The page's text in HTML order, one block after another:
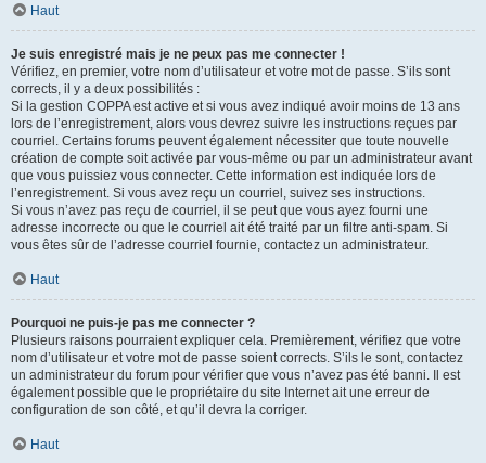
Haut
Je suis enregistré mais je ne peux pas me connecter !
Vérifiez, en premier, votre nom d’utilisateur et votre mot de passe. S’ils sont
corrects, il y a deux possibilités :
Si la gestion COPPA est active et si vous avez indiqué avoir moins de 13 ans
lors de l’enregistrement, alors vous devrez suivre les instructions reçues par
courriel. Certains forums peuvent également nécessiter que toute nouvelle
création de compte soit activée par vous-même ou par un administrateur avant
que vous puissiez vous connecter. Cette information est indiquée lors de
l’enregistrement. Si vous avez reçu un courriel, suivez ses instructions.
Si vous n’avez pas reçu de courriel, il se peut que vous ayez fourni une
adresse incorrecte ou que le courriel ait été traité par un filtre anti-spam. Si
vous êtes sûr de l’adresse courriel fournie, contactez un administrateur.
Haut
Pourquoi ne puis-je pas me connecter ?
Plusieurs raisons pourraient expliquer cela. Premièrement, vérifiez que votre
nom d’utilisateur et votre mot de passe soient corrects. S’ils le sont, contactez
un administrateur du forum pour vérifier que vous n’avez pas été banni. Il est
également possible que le propriétaire du site Internet ait une erreur de
configuration de son côté, et qu’il devra la corriger.
Haut